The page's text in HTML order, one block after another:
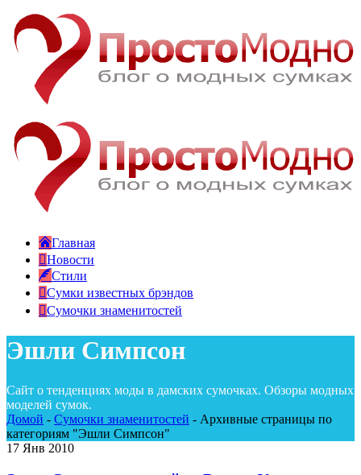
Главная
Новости
Стили
Сумки известных брэндов
Сумочки знаменитостей
Эшли Симпсон
Сайт о тенденциях моды в дамских сумочках. Обзоры модных
моделей сумок.
Домой - Сумочки знаменитостей - Архивные страницы по
категориям "Эшли Симпсон"
17 Янв 2010